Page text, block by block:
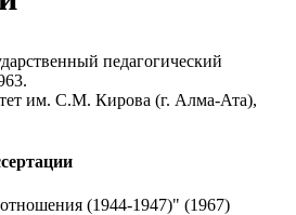
педагогический
им. С.М. Кирова (г. Алма-Ата),
(1944-1947)" (1967)